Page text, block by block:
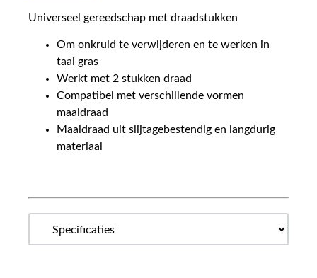
Universeel gereedschap met draadstukken
Om onkruid te verwijderen en te werken in
taai gras
Werkt met 2 stukken draad
Compatibel met verschillende vormen
maaidraad
Maaidraad uit slijtagebestendig en langdurig
materiaal